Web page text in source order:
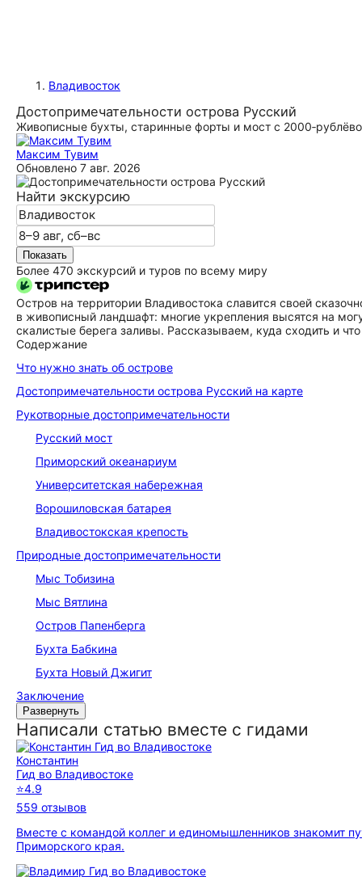
Владивосток
До­сто­при­ме­ча­тель­но­сти острова Русский
Живописные бухты, старинные форты и мост с
Максим Тувим
Обновлено 7 авг. 2026
Найти экскурсию
Показать
Более 470 экскурсий и туров по всему миру
Остров на территории Владивостока славится своей
в живописный ландшафт: многие укрепления высятся на
скалистые берега заливы. Рассказываем, куда сходить и
Содержание
Что нужно знать об острове
До­сто­при­ме­ча­тель­но­сти острова Русский на карте
Рукотворные до­сто­при­ме­ча­тель­но­сти
Русский мост
Приморский океанариум
Университетская набережная
Ворошиловская батарея
Владивостокская крепость
Природные до­сто­при­ме­ча­тель­но­сти
Мыс Тобизина
Мыс Вятлина
Остров Папенберга
Бухта Бабкина
Бухта Новый Джигит
Заключение
Развернуть
Написали статью вместе с гидами
Константин
Гид во Владивостоке
⭐4.9
559 отзывов
Вместе с командой коллег и единомышленников знакомит
Приморского края.